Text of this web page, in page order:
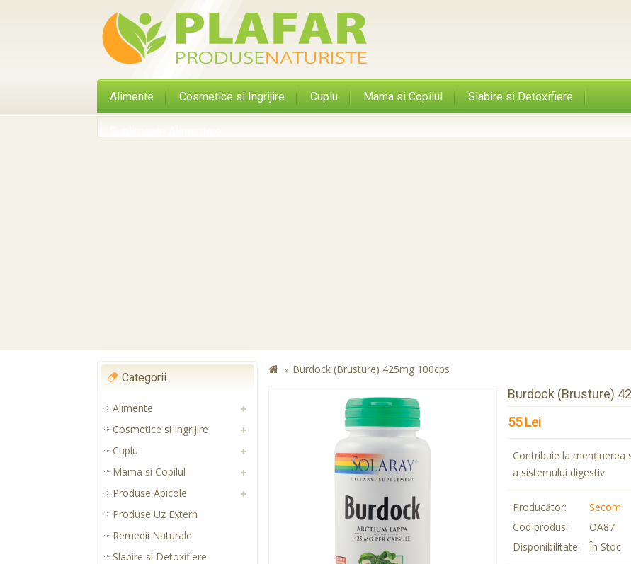
Alimente Cosmetice si Ingrijire Cuplu Mama si Copilul Slabire si Detoxifiere
Categorii
Alimente
Cosmetice si Ingrijire
Cuplu
Mama si Copilul
Produse Apicole
Produse Uz Extern
Remedii Naturale
Slabire si Detoxifiere
Burdock (Brusture) 425mg 100cps
Burdock (Brusture)
55 Lei
Contribuie la menţinerea
a sistemului digestiv.
Producător:
Secom
Cod produs:
OA87
Disponibilitate:
În Stoc